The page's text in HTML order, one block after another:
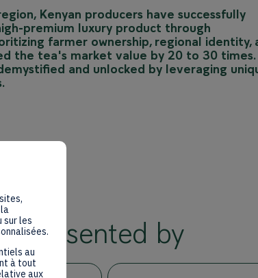
Kenyan producers have successfully
premium luxury product through
farmer ownership, regional identity,
the tea's market value by 20 to 30 times.
and unlocked by leveraging
Presented by
sur les
au
à tout
aux